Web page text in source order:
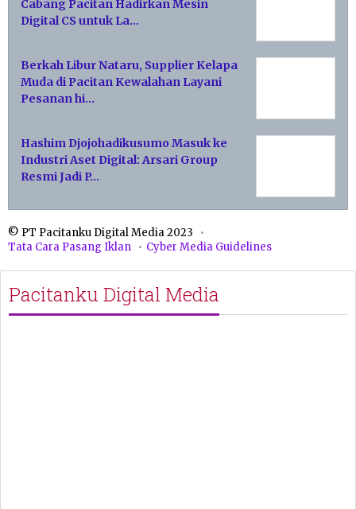
Cabang Pacitan Hadirkan Mesin
Digital CS untuk La…
Berkah Libur Nataru, Supplier Kelapa
Muda di Pacitan Kewalahan Layani
Pesanan hi…
Hashim Djojohadikusumo Masuk ke
Industri Aset Digital: Arsari Group
Resmi Jadi P…
© PT Pacitanku Digital Media 2023
Tata Cara Pasang Iklan
Cyber Media Guidelines
Pacitanku Digital Media